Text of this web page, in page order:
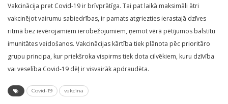
Vakcinācija pret Covid-19 ir brīvprātīga. Tai pat laikā maksimāli ātri
vakcinējot vairumu sabiedrības, ir pamats atgriezties ierastajā dzīves
ritmā bez ievērojamiem ierobežojumiem, ņemot vērā pētījumos balstītu
imunitātes veidošanos. Vakcinācijas kārtība tiek plānota pēc prioritāro
grupu principa, kur priekšroka vispirms tiek dota cilvēkiem, kuru dzīvība
vai veselība Covid-19 dēļ ir visvairāk apdraudēta.
Covid-19 vakcīna